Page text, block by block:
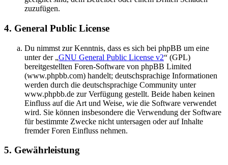
zuzufügen.
4. General Public License
Du nimmst zur Kenntnis, dass es sich bei phpBB um eine
unter der „GNU General Public License v2“ (GPL)
bereitgestellten Foren-Software von phpBB Limited
(www.phpbb.com) handelt; deutschsprachige Informationen
werden durch die deutschsprachige Community unter
www.phpbb.de zur Verfügung gestellt. Beide haben keinen
Einfluss auf die Art und Weise, wie die Software verwendet
wird. Sie können insbesondere die Verwendung der Software
für bestimmte Zwecke nicht untersagen oder auf Inhalte
fremder Foren Einfluss nehmen.
5. Gewährleistung